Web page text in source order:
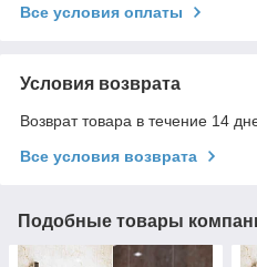
Все условия оплаты
Условия возврата
Возврат товара в течение 14
Все условия возврата
Подобные товары